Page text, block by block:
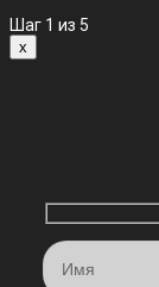
Шаг 1 из 5
x